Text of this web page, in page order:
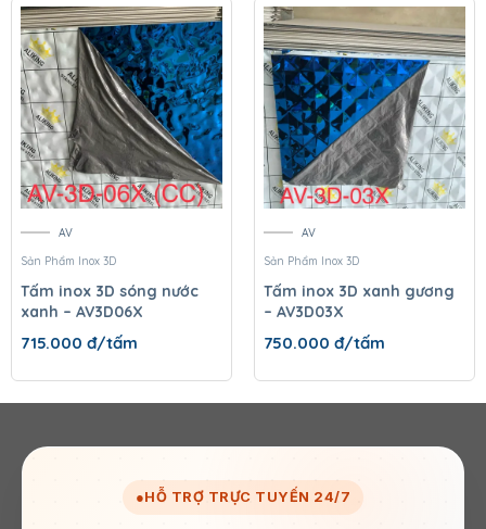
AV
Sản Phẩm Inox 3D
Tấm inox 3D sóng nước
xanh – AV3D06X
715.000 đ/tấm
AV
Sản Phẩm Inox 3D
Tấm inox 3D xanh gương
– AV3D03X
750.000 đ/tấm
●HỖ TRỢ TRỰC TUYẾN 24/7